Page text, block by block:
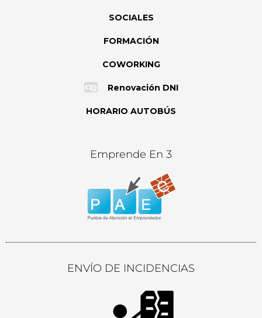
SOCIALES
FORMACIÓN
COWORKING
Renovación DNI
HORARIO AUTOBÚS
Emprende En 3
ENVÍO DE INCIDENCIAS